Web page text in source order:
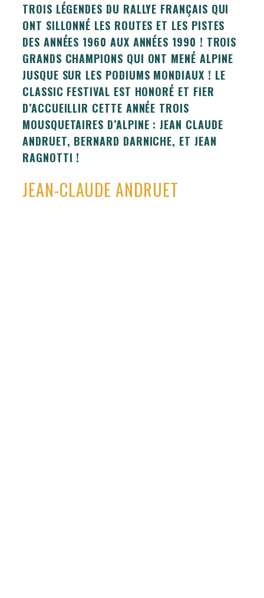
TROIS LÉGENDES DU RALLYE FRANÇAIS QUI
ONT SILLONNÉ LES ROUTES ET LES PISTES
DES ANNÉES 1960 AUX ANNÉES 1990 ! TROIS
GRANDS CHAMPIONS QUI ONT MENÉ ALPINE
JUSQUE SUR LES PODIUMS MONDIAUX ! LE
CLASSIC FESTIVAL EST HONORÉ ET FIER
D’ACCUEILLIR CETTE ANNÉE TROIS
MOUSQUETAIRES D’ALPINE : JEAN CLAUDE
ANDRUET, BERNARD DARNICHE, ET JEAN
RAGNOTTI !
JEAN-CLAUDE ANDRUET